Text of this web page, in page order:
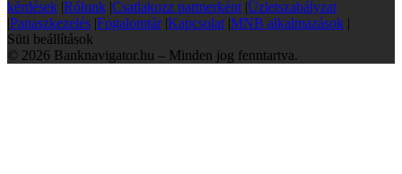
kérdések |Rólunk |Csatlakozz partnerként |Üzletszabályzat
|Panaszkezelés |Fogalomtár |Kapcsolat |MNB alkalmazások |
Süti beállítások
© 2026 Banknavigator.hu – Minden jog fenntartva.